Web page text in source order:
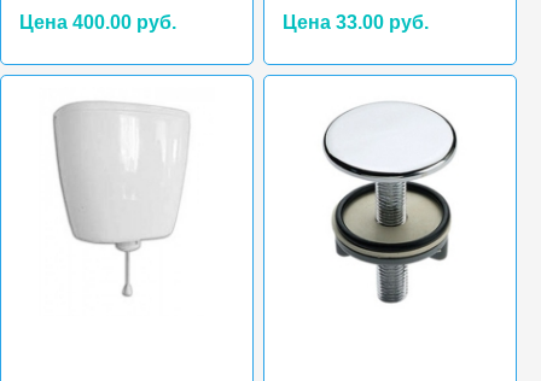
Цена 400.00 руб. Цена 33.00 руб.